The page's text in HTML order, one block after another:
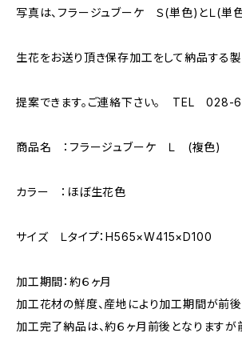
写真は、フラージュブーケ Ｓ(単色)とＬ(単色
生花をお送り頂き保存加工をして納品する製
提案できます。ご連絡下さい。 TEL
商品名 ：フラージュブーケ Ｌ (複色)
カラー ：ほぼ生花色
サイズ Ｌタイプ：H565×W415×D100
加工期間：約６ヶ月
加工花材の鮮度、産地により加工期間が前後
加工完了納品は、約６ヶ月前後となります